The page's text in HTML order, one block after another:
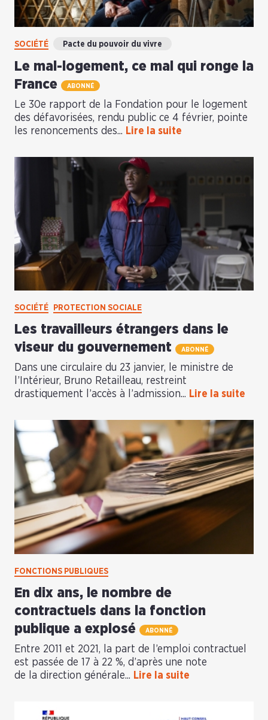
SOCIÉTÉ Pacte du pouvoir du vivre
Le mal-logement, ce mal qui ronge la
France
ABONNÉ
Le 30e rapport de la Fondation pour le logement
des défavorisées, rendu public ce 4 février, pointe
les renoncements des... Lire la suite
SOCIÉTÉ PROTECTION SOCIALE
Les travailleurs étrangers dans le
viseur du gouvernement
ABONNÉ
Dans une circulaire du 23 janvier, le ministre de
l’Intérieur, Bruno Retailleau, restreint
drastiquement l’accès à l’admission... Lire la suite
FONCTIONS PUBLIQUES
En dix ans, le nombre de
contractuels dans la fonction
publique a explosé
ABONNÉ
Entre 2011 et 2021, la part de l’emploi contractuel
est passée de 17 à 22 %, d’après une note
de la direction générale... Lire la suite